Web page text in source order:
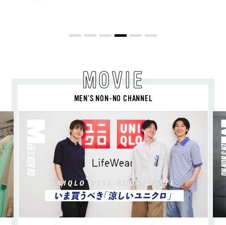
MOVIE
MEN’S NON-NO CHANNEL